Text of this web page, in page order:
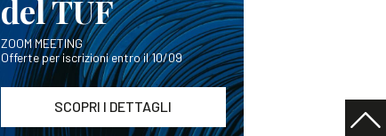
del TUF
ZOOM MEETING
Offerte per iscrizioni entro il 10/09
SCOPRI I DETTAGLI